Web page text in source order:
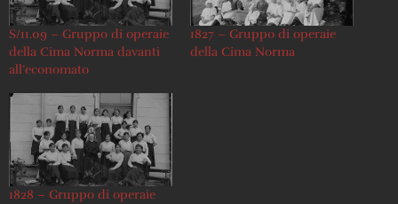
S/11.09 – Gruppo di operaie
della Cima Norma davanti
all’economato
1827 – Gruppo di operaie
della Cima Norma
1828 – Gruppo di operaie